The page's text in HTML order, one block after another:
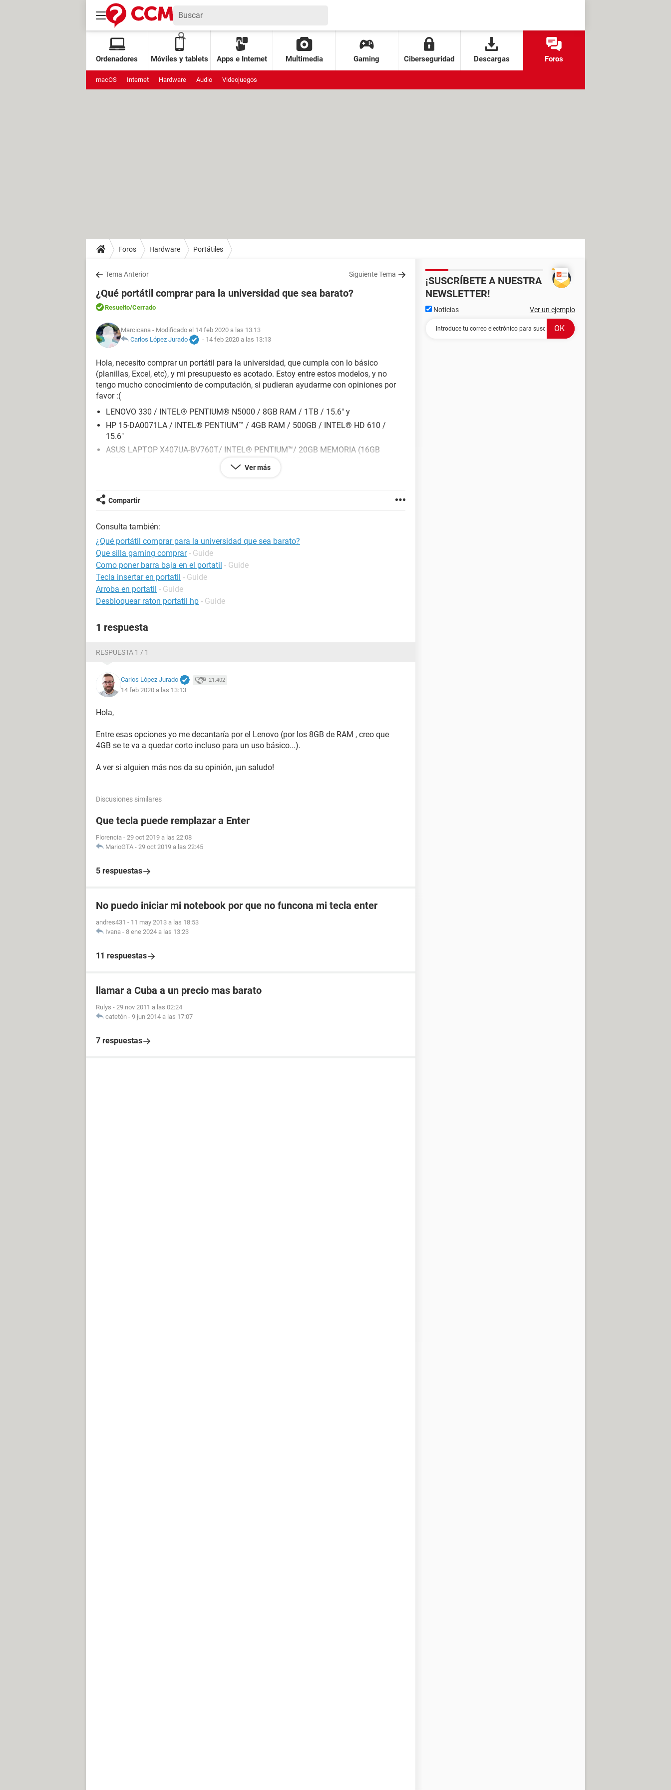
Ordenadores Móviles y tablets Apps e Internet Multimedia Gaming Ciberseguridad Descargas Foros
macOS Internet Hardware Audio Videojuegos
Foros Hardware Portátiles
Tema Anterior Siguiente Tema
¿Qué portátil comprar para la universidad que sea barato?
Resuelto/Cerrado
Marcicana - Modificado el 14 feb 2020 a las 13:13
Carlos López Jurado
- 14 feb 2020 a las 13:13
Hola, necesito comprar un portátil para la universidad, que cumpla con lo básico
(planillas, Excel, etc), y mi presupuesto es acotado. Estoy entre estos modelos, y no
tengo mucho conocimiento de computación, si pudieran ayudarme con opiniones por
favor :(
LENOVO 330 / INTEL® PENTIUM® N5000 / 8GB RAM / 1TB / 15.6" y
HP 15-DA0071LA / INTEL® PENTIUM™ / 4GB RAM / 500GB / INTEL® HD 610 /
15.6"
ASUS LAPTOP X407UA-BV760T/ INTEL® PENTIUM™/ 20GB MEMORIA (16GB
Ver más
Compartir
Consulta también:
¿Qué portátil comprar para la universidad que sea barato?
Que silla gaming comprar - Guide
Como poner barra baja en el portatil - Guide
Tecla insertar en portatil - Guide
Arroba en portatil - Guide
Desbloquear raton portatil hp - Guide
1 respuesta
RESPUESTA 1 / 1
Carlos López Jurado 21.402
14 feb 2020 a las 13:13
Hola,
Entre esas opciones yo me decantaría por el Lenovo (por los 8GB de RAM , creo que
4GB se te va a quedar corto incluso para un uso básico...).
A ver si alguien más nos da su opinión, ¡un saludo!
Discusiones similares
Que tecla puede remplazar a Enter
Florencia - 29 oct 2019 a las 22:08
MarioGTA - 29 oct 2019 a las 22:45
5 respuestas
No puedo iniciar mi notebook por que no funcona mi tecla enter
andres431 - 11 may 2013 a las 18:53
Ivana - 8 ene 2024 a las 13:23
11 respuestas
llamar a Cuba a un precio mas barato
Rulys - 29 nov 2011 a las 02:24
catetón - 9 jun 2014 a las 17:07
7 respuestas
¡SUSCRÍBETE A NUESTRA
NEWSLETTER!
Noticias Ver un ejemplo